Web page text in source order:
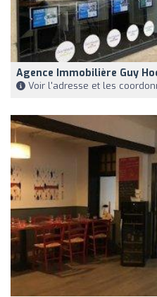
Agence Immobilière Guy
Voir l'adresse et les